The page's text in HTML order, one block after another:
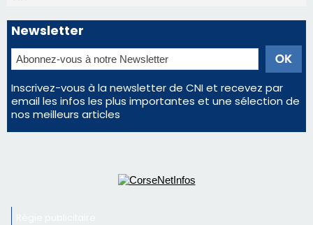
Newsletter
Inscrivez-vous à la newsletter de CNI et recevez par
email les infos les plus importantes et une sélection de
nos meilleurs articles